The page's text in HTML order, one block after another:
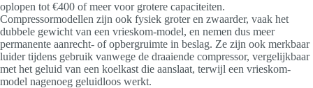
oplopen tot €400 of meer voor grotere capaciteiten.
Compressormodellen zijn ook fysiek groter en zwaarder, vaak het
dubbele gewicht van een vrieskom-model, en nemen dus meer
permanente aanrecht- of opbergruimte in beslag. Ze zijn ook merkbaar
luider tijdens gebruik vanwege de draaiende compressor, vergelijkbaar
met het geluid van een koelkast die aanslaat, terwijl een vrieskom-
model nagenoeg geluidloos werkt.